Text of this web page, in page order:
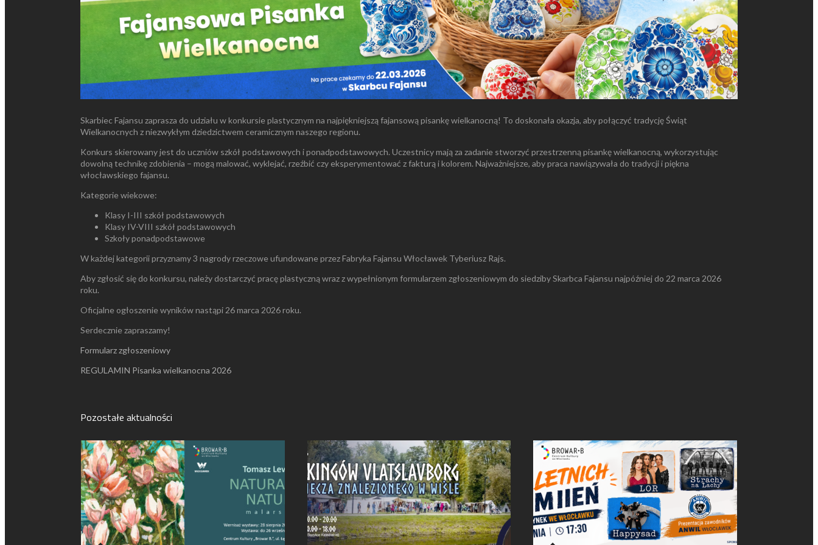
Skarbiec Fajansu zaprasza do udziału w konkursie plastycznym na najpiękniejszą fajansową pisankę wielkanocną! To doskonała okazja, aby połączyć tradycję Świąt
Wielkanocnych z niezwykłym dziedzictwem ceramicznym naszego regionu.
Konkurs skierowany jest do uczniów szkół podstawowych i ponadpodstawowych. Uczestnicy mają za zadanie stworzyć przestrzenną pisankę wielkanocną, wykorzystując
dowolną technikę zdobienia – mogą malować, wyklejać, rzeźbić czy eksperymentować z fakturą i kolorem. Najważniejsze, aby praca nawiązywała do tradycji i piękna
włocławskiego fajansu.
Kategorie wiekowe:
Klasy I-III szkół podstawowych
Klasy IV-VIII szkół podstawowych
Szkoły ponadpodstawowe
W każdej kategorii przyznamy 3 nagrody rzeczowe ufundowane przez Fabryka Fajansu Włocławek Tyberiusz Rajs.
Aby zgłosić się do konkursu, należy dostarczyć pracę plastyczną wraz z wypełnionym formularzem zgłoszeniowym do siedziby Skarbca Fajansu najpóźniej do 22 marca 2026
roku.
Oficjalne ogłoszenie wyników nastąpi 26 marca 2026 roku.
Serdecznie zapraszamy!
Formularz zgłoszeniowy
REGULAMIN Pisanka wielkanocna 2026
Pozostałe aktualności